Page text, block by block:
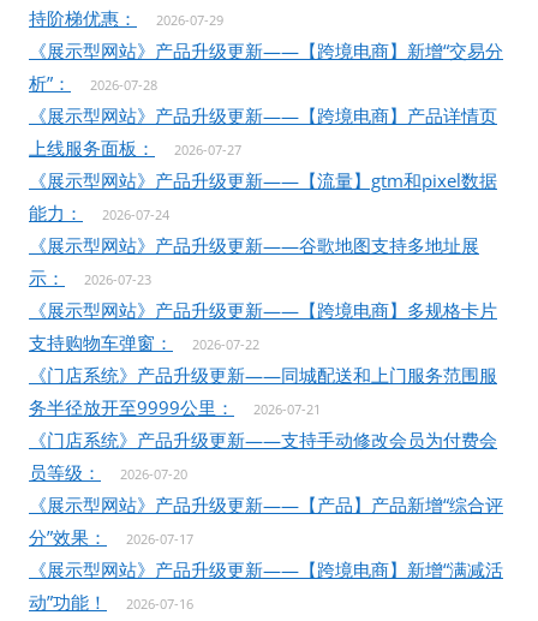
持阶梯优惠：
2026-07-29
《展示型网站》产品升级更新——【跨境电商】新增“交易分
析”：
2026-07-28
《展示型网站》产品升级更新——【跨境电商】产品详情页
上线服务面板：
2026-07-27
《展示型网站》产品升级更新——【流量】gtm和pixel数据
能力：
2026-07-24
《展示型网站》产品升级更新——谷歌地图支持多地址展
示：
2026-07-23
《展示型网站》产品升级更新——【跨境电商】多规格卡片
支持购物车弹窗：
2026-07-22
《门店系统》产品升级更新——同城配送和上门服务范围服
务半径放开至9999公里：
2026-07-21
《门店系统》产品升级更新——支持手动修改会员为付费会
员等级：
2026-07-20
《展示型网站》产品升级更新——【产品】产品新增“综合评
分”效果：
2026-07-17
《展示型网站》产品升级更新——【跨境电商】新增“满减活
动”功能！
2026-07-16